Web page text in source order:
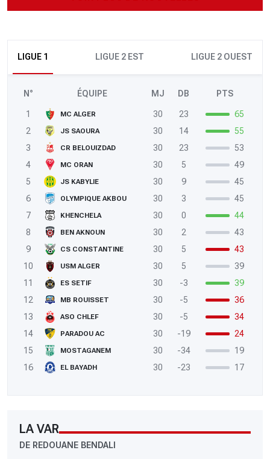
LIGUE 1 LIGUE 2 EST LIGUE 2 OUEST
N° ÉQUIPE MJ DB PTS
1 MC ALGER 30 23
65
2
JS SAOURA 30 14
55
3
CR BELOUIZDAD 30 23
53
4
MC ORAN 30 5
49
5
JS KABYLIE 30 9
45
6
OLYMPIQUE AKBOU 30 3
45
7
KHENCHELA 30 0
44
8
BEN AKNOUN 30 2
43
9
CS CONSTANTINE 30 5
43
10
USM ALGER 30 5
39
11
ES SETIF 30 -3
39
12
MB ROUISSET 30 -5
36
13
ASO CHLEF 30 -5
34
14
PARADOU AC 30 -19
24
15
MOSTAGANEM 30 -34
19
16
EL BAYADH 30 -23 17
LA VAR
DE REDOUANE BENDALI